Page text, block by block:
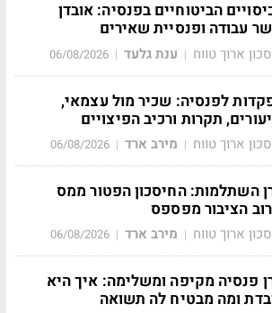
הביטוחיים בפנסיה: אובדן
עבודה ופנסיית שאירים
ארוך טווח | ענת גלעד |
06/08/2026
לפנסיה: שכיר מול עצמאי,
תקרות ורכיב הפיצויים
ארוך טווח | מירב ארד |
06/08/2026
השתלמות: החיסכון הפטור ממס
הציבור מפספס
ארוך טווח | מירב ארד |
06/08/2026
פנסיה מקיפה ומשלימה: איך היא
ומה מבטיח לה תשואה